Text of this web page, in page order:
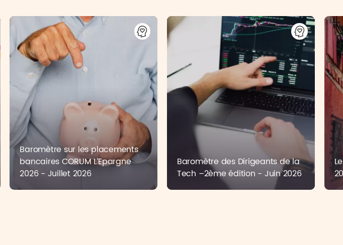
Baromètre sur les placements
bancaires CORUM L’Epargne
2026 - Juillet 2026
Baromètre des Dirigeants de la
Tech –2ème édition - Juin 2026